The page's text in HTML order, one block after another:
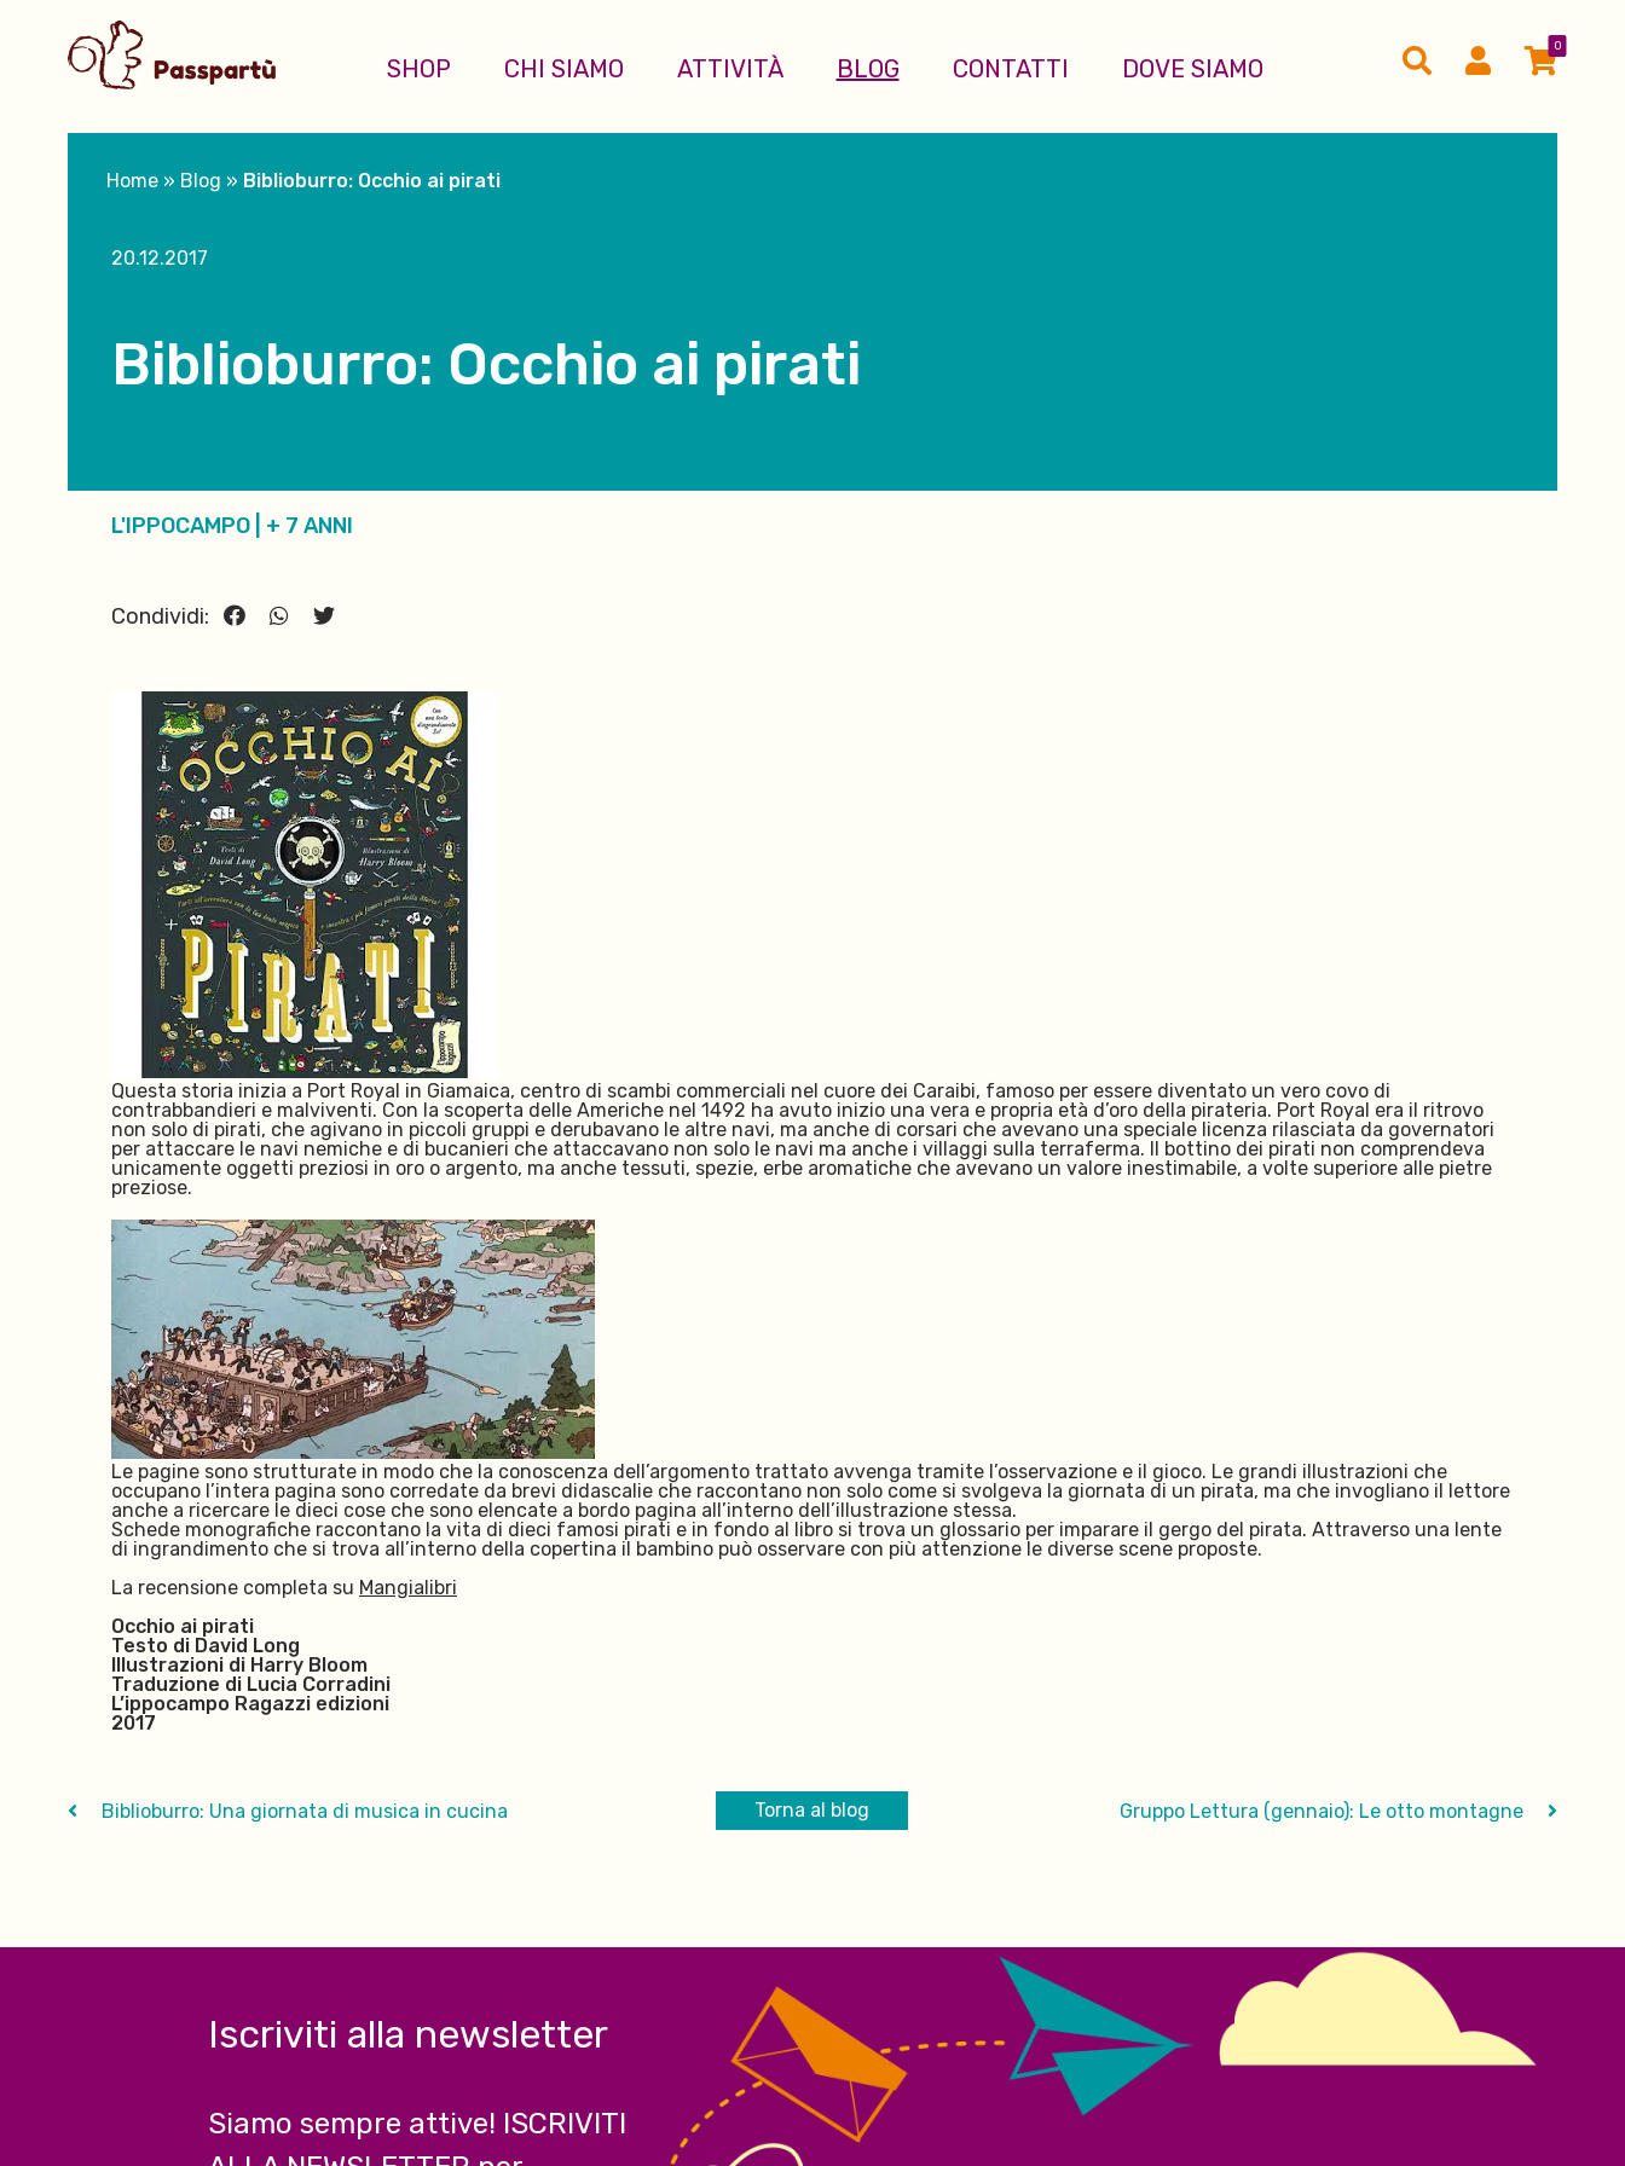
SHOP CHI SIAMO ATTIVITÀ BLOG CONTATTI DOVE SIAMO
0
Home » Blog » Biblioburro: Occhio ai pirati
20.12.2017
Biblioburro: Occhio ai pirati
L'IPPOCAMPO + 7 ANNI
Condividi:
Questa storia inizia a Port Royal in Giamaica, centro di scambi commerciali nel cuore dei Caraibi, famoso per essere diventato un vero covo di
contrabbandieri e malviventi. Con la scoperta delle Americhe nel 1492 ha avuto inizio una vera e propria età d’oro della pirateria. Port Royal era il ritrovo
non solo di pirati, che agivano in piccoli gruppi e derubavano le altre navi, ma anche di corsari che avevano una speciale licenza rilasciata da governatori
per attaccare le navi nemiche e di bucanieri che attaccavano non solo le navi ma anche i villaggi sulla terraferma. Il bottino dei pirati non comprendeva
unicamente oggetti preziosi in oro o argento, ma anche tessuti, spezie, erbe aromatiche che avevano un valore inestimabile, a volte superiore alle pietre
preziose.
Le pagine sono strutturate in modo che la conoscenza dell’argomento trattato avvenga tramite l’osservazione e il gioco. Le grandi illustrazioni che
occupano l’intera pagina sono corredate da brevi didascalie che raccontano non solo come si svolgeva la giornata di un pirata, ma che invogliano il lettore
anche a ricercare le dieci cose che sono elencate a bordo pagina all’interno dell’illustrazione stessa.
Schede monografiche raccontano la vita di dieci famosi pirati e in fondo al libro si trova un glossario per imparare il gergo del pirata. Attraverso una lente
di ingrandimento che si trova all’interno della copertina il bambino può osservare con più attenzione le diverse scene proposte.
La recensione completa su Mangialibri
Occhio ai pirati
Testo di David Long
Illustrazioni di Harry Bloom
Traduzione di Lucia Corradini
L’ippocampo Ragazzi edizioni
2017
Biblioburro: Una giornata di musica in cucina Torna al blog Gruppo Lettura (gennaio): Le otto montagne
Iscriviti alla newsletter
Siamo sempre attive! ISCRIVITI